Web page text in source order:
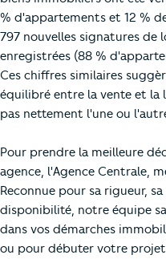
% d'appartements et 12 %
797 nouvelles signatures de
enregistrées (88 %
Ces chiffres similaires
équilibré entre la vente et
pas nettement l'une ou
Pour prendre la meilleure
agence, l'Agence Centrale,
Reconnue pour sa rigueur,
disponibilité, notre équipe
dans vos démarches
ou pour débuter votre